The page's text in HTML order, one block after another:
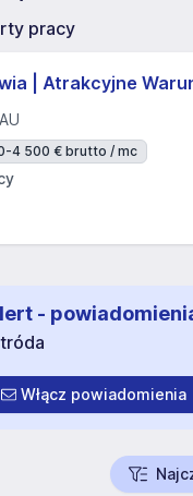
pracy
| Atrakcyjne
4 500 € brutto / mc
-
Włącz powiadomienia